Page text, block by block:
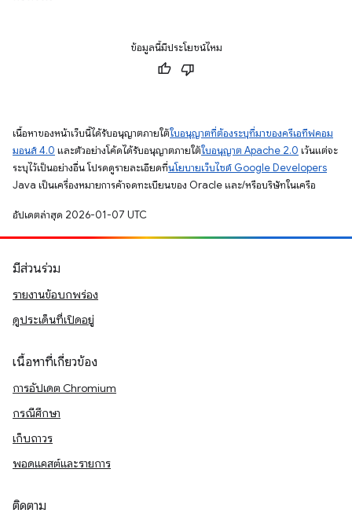
ข้อมูลนี้มีประโยชน์ไหม
เนื้อหาของหน้าเว็บนี้ได้รับอนุญาตภายใต้ใบอนุญาตที่ต้องระบุที่มาของครีเอทีฟคอม
มอนส์ 4.0 และตัวอย่างโค้ดได้รับอนุญาตภายใต้ใบอนุญาต Apache 2.0 เว้นแต่จะ
ระบุไว้เป็นอย่างอื่น โปรดดูรายละเอียดที่นโยบายเว็บไซต์ Google Developers
Java เป็นเครื่องหมายการค้าจดทะเบียนของ Oracle และ/หรือบริษัทในเครือ
อัปเดตล่าสุด 2026-01-07 UTC
มีส่วนร่วม
รายงานข้อบกพร่อง
ดูประเด็นที่เปิดอยู่
เนื้อหาที่เกี่ยวข้อง
การอัปเดต Chromium
กรณีศึกษา
เก็บถาวร
พอดแคสต์และรายการ
ติดตาม